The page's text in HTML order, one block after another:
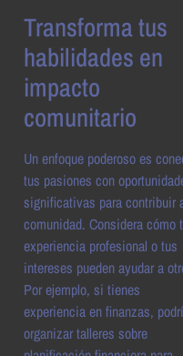
Transforma tus
habilidades en
impacto
comunitario
Un enfoque poderoso es
tus pasiones con
significativas para contribuir
comunidad. Considera cómo
experiencia profesional o tus
intereses pueden ayudar a
Por ejemplo, si tienes
experiencia en finanzas,
organizar talleres sobre